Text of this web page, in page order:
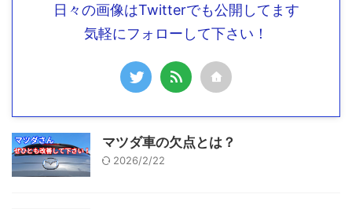
日々の画像はTwitterでも公開してます
気軽にフォローして下さい！
マツダ車の欠点とは？
2026/2/22